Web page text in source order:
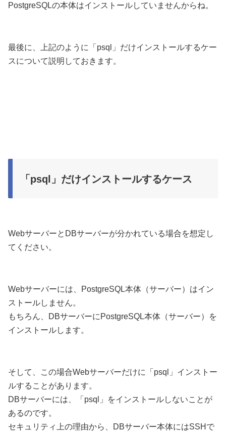
PostgreSQLの本体はインストールしていませんからね。
最後に、上記のように「psql」だけインストールするケー
スについて説明しておきます。
「psql」だけインストールするケース
WebサーバーとDBサーバーが分かれている場合を想定し
てください。
Webサーバーには、PostgreSQL本体（サーバー）はイン
ストールしません。
もちろん、DBサーバーにPostgreSQL本体（サーバー）を
インストールします。
そして、この場合Webサーバーだけに「psql」インストー
ルすることがあります。
DBサーバーには、「psql」をインストールしないことが
あるのです。
セキュリティ上の理由から、DBサーバー本体にはSSHで